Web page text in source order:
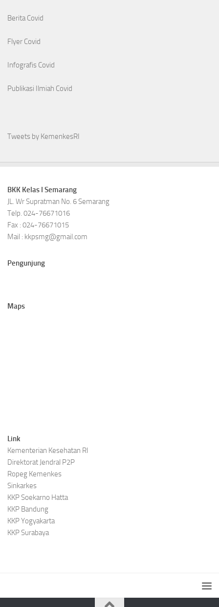
Berita Covid
Flyer Covid
Infografis Covid
Publikasi Ilmiah Covid
Tweets by KemenkesRI
BKK Kelas I Semarang
JL. Wr Supratman No. 6 Semarang
Telp. 024-76671016
Fax : 024-76671015
Mail : kkpsmg@gmail.com
Pengunjung
Maps
Link
Kementerian Kesehatan RI
Direktorat Jendral P2P
Ropeg Kemenkes
Sinkarkes
KKP Soekarno Hatta
KKP Bandung
KKP Yogyakarta
KKP Surabaya